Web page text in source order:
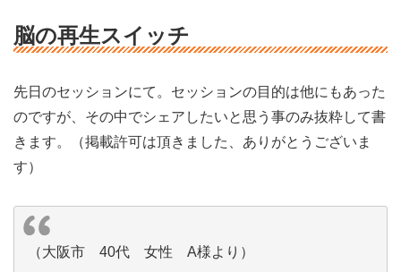
脳の再生スイッチ
先日のセッションにて。セッションの目的は他にもあった
のですが、その中でシェアしたいと思う事のみ抜粋して書
きます。（掲載許可は頂きました、ありがとうございま
す）
（大阪市 40代 女性 A様より）